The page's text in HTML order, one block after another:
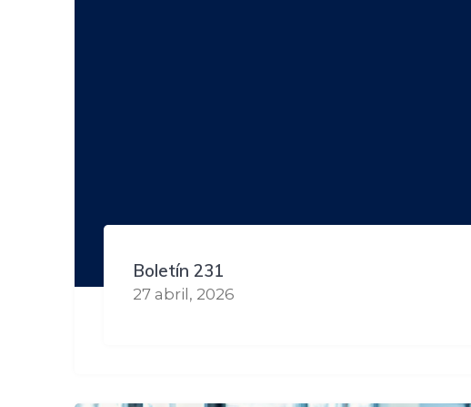
Boletín 231
27 abril, 2026